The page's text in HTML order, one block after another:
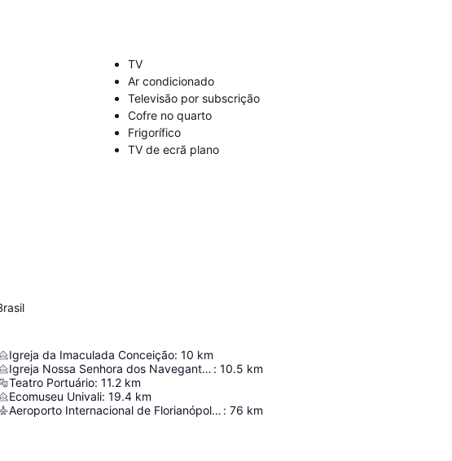
TV
Ar condicionado
Televisão por subscrição
Cofre no quarto
Frigorífico
TV de ecrã plano
Igreja da Imaculada Conceição: 10 km
Igreja Nossa Senhora dos Navegantes : 10.5 km
Teatro Portuário: 11.2 km
Ecomuseu Univali: 19.4 km
Aeroporto Internacional de Florianópolis Hercílio Luz : 76 km